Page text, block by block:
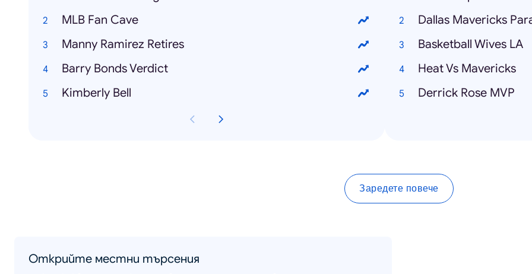
MLB Fan Cave
Manny Ramirez Retires
Barry Bonds Verdict
Kimberly Bell
Dallas Mavericks
Basketball Wives LA
Heat Vs Mavericks
Derrick Rose MVP
Заредете повече
Открийте местни търсения